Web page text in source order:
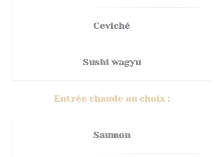
Ceviché
Sushi wagyu
Entrée chaude au choix :
Saumon